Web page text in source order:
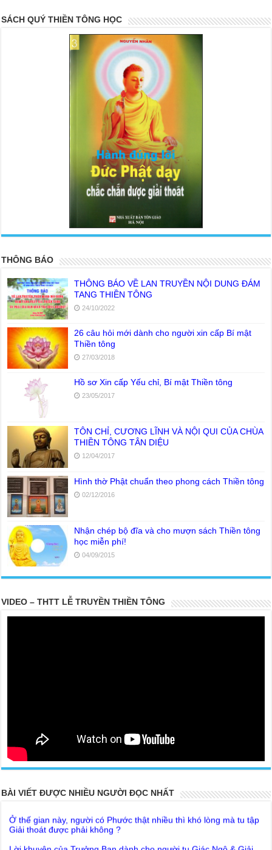
SÁCH QUÝ THIỀN TÔNG HỌC
THÔNG BÁO
THÔNG BÁO VỀ LAN TRUYỀN NỘI DUNG ĐÁM
TANG THIỀN TÔNG
24/10/2022
26 câu hỏi mới dành cho người xin cấp Bí mật
Thiền tông
27/03/2018
Hồ sơ Xin cấp Yếu chỉ, Bí mật Thiền tông
23/05/2017
TÔN CHỈ, CƯƠNG LĨNH VÀ NỘI QUI CỦA CHÙA
THIỀN TÔNG TÂN DIỆU
12/04/2017
Hình thờ Phật chuẩn theo phong cách Thiền tông
02/12/2016
Nhận chép bộ đĩa và cho mượn sách Thiền tông
học miễn phí!
04/09/2015
VIDEO – THTT LỄ TRUYỀN THIỀN TÔNG
BÀI VIẾT ĐƯỢC NHIỀU NGƯỜI ĐỌC NHẤT
20 PARTS TOP SECRET BUDDHA LEFT FOR POSTERITY
THE TRUTH OF THE EARTH
Ở thế gian này, người có Phước thật nhiều thì khó lòng mà tu tập
Lời khuyên của Trưởng Ban dành cho người tu Giác Ngộ & Giải
thoát